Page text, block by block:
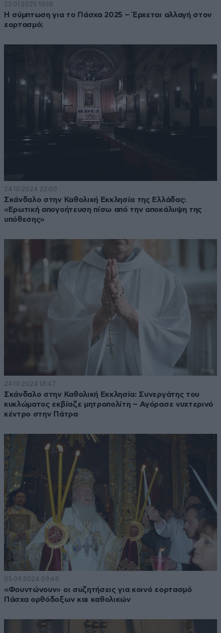
22·01·2025 10:18
Η σύμπτωση για το Πάσχα 2025 – Έρχεται αλλαγή στον
εορτασμό;
24·10·2024 22:00
Σκάνδαλο στην Καθολική Εκκλησία της Ελλάδας:
«Ερωτική απογοήτευση πίσω από την αποκάλυψη της
υπόθεσης»
24·10·2024 18:47
Σκάνδαλο στην Καθολική Εκκλησία: Συνεργάτης του
κυκλώματος εκβίαζε μητροπολίτη – Αγόρασε νυχτερινό
κέντρο στην Πάτρα
05·09·2024 09:48
«Φουντώνουν» οι συζητήσεις για κοινό εορτασμό
Πάσχα ορθόδοξων και καθολικών